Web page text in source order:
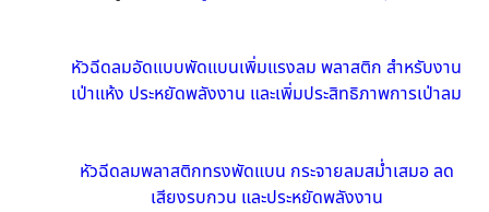
หัวฉีดลมอัดแบบพัดแบนเพิ่มแรงลม พลาสติก สำหรับงาน
เป่าแห้ง ประหยัดพลังงาน และเพิ่มประสิทธิภาพการเป่าลม
หัวฉีดลมพลาสติกทรงพัดแบน กระจายลมสม่ำเสมอ ลด
เสียงรบกวน และประหยัดพลังงาน